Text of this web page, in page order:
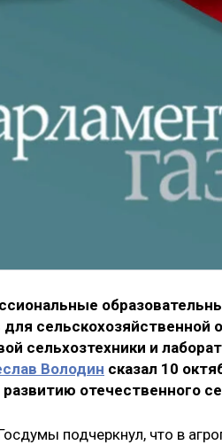
для
сельхозтехники и
Володин сказал 10
отечественного
подчеркнул, что в